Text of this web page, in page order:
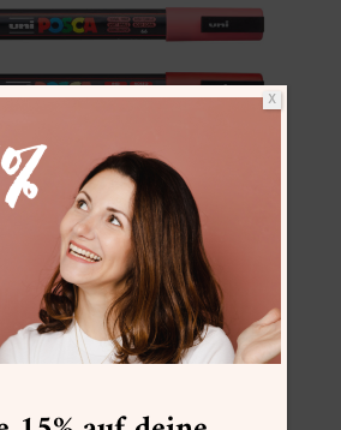
Uni POSCA PC-3M
X